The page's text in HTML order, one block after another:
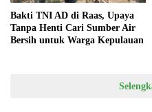
Bakti TNI AD di Raas, Upaya
Tanpa Henti Cari Sumber Air
Bersih untuk Warga Kepulauan